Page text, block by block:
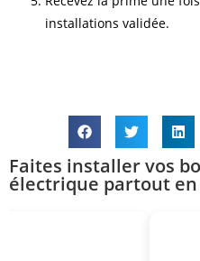
installations validée.
Faites installer vos
électrique partout en